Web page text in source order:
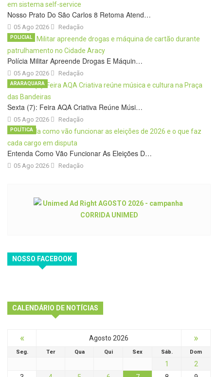
Nosso Prato Do São Carlos 8 Retoma Atend…
05 Ago 2026 Redação
Polícia Militar Apreende Drogas E Máquin…
05 Ago 2026
POLICIAL
Redação
Sexta (7): Feira AQA Criativa Reúne Músi…
05 Ago 2026
ARARAQUARA
Redação
Entenda Como Vão Funcionar As Eleições D…
05 Ago 2026
POLÍTICA
Redação
NOSSO FACEBOOK
CALENDÁRIO DE NOTÍCIAS
« Agosto 2026 »
Seg. Ter Qua Qui Sex Sáb. Dom
1
2